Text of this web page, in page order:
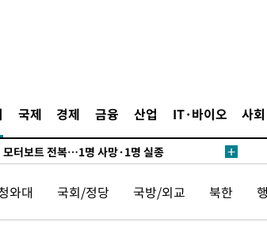
국제 경제 금융 산업 IT·바이오 사회
늘어…누적 환자 3000명 돌파
㎜ 물폭탄…도로 잠기고 담벼락 붕괴
섰다 실종 60대, 닷새 만에 숨진 채 발견
모터보트 전복…1명 사망·1명 실종
·성접대 논란 사과…쇄신의 기회로 삼겠다"
논란' 축구협회 "실망과 걱정 안겨드려 죄송"
와대 국회/정당 국방/외교 북한